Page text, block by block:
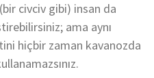
civciv gibi) insan da
ama aynı
hiçbir zaman kavanozda